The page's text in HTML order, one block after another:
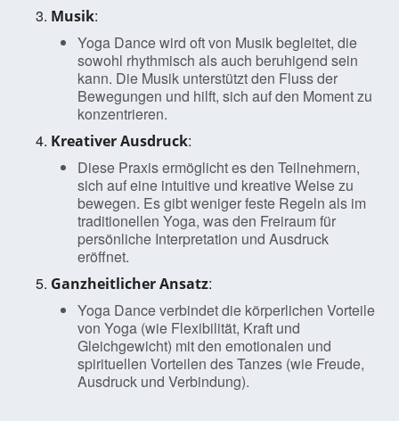
Musik:
Yoga Dance wird oft von Musik begleitet, die
sowohl rhythmisch als auch beruhigend sein
kann. Die Musik unterstützt den Fluss der
Bewegungen und hilft, sich auf den Moment zu
konzentrieren.
Kreativer Ausdruck:
Diese Praxis ermöglicht es den Teilnehmern,
sich auf eine intuitive und kreative Weise zu
bewegen. Es gibt weniger feste Regeln als im
traditionellen Yoga, was den Freiraum für
persönliche Interpretation und Ausdruck
eröffnet.
Ganzheitlicher Ansatz:
Yoga Dance verbindet die körperlichen Vorteile
von Yoga (wie Flexibilität, Kraft und
Gleichgewicht) mit den emotionalen und
spirituellen Vorteilen des Tanzes (wie Freude,
Ausdruck und Verbindung).